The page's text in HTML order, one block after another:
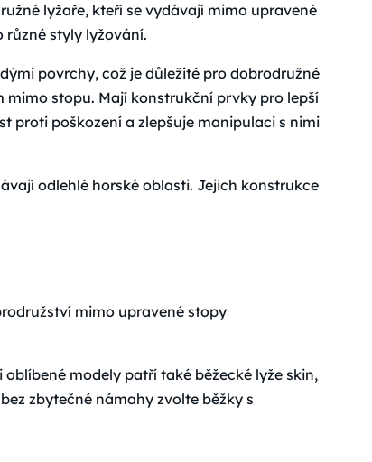
lyžaře, kteří se vydávají mimo upravené
styly lyžování.
povrchy, což je důležité pro dobrodružné
stopu. Mají konstrukční prvky pro lepší
proti poškození a zlepšuje manipulaci s nimi
odlehlé horské oblasti. Jejich konstrukce
mimo upravené stopy
modely patří také běžecké lyže skin,
zbytečné námahy zvolte běžky s